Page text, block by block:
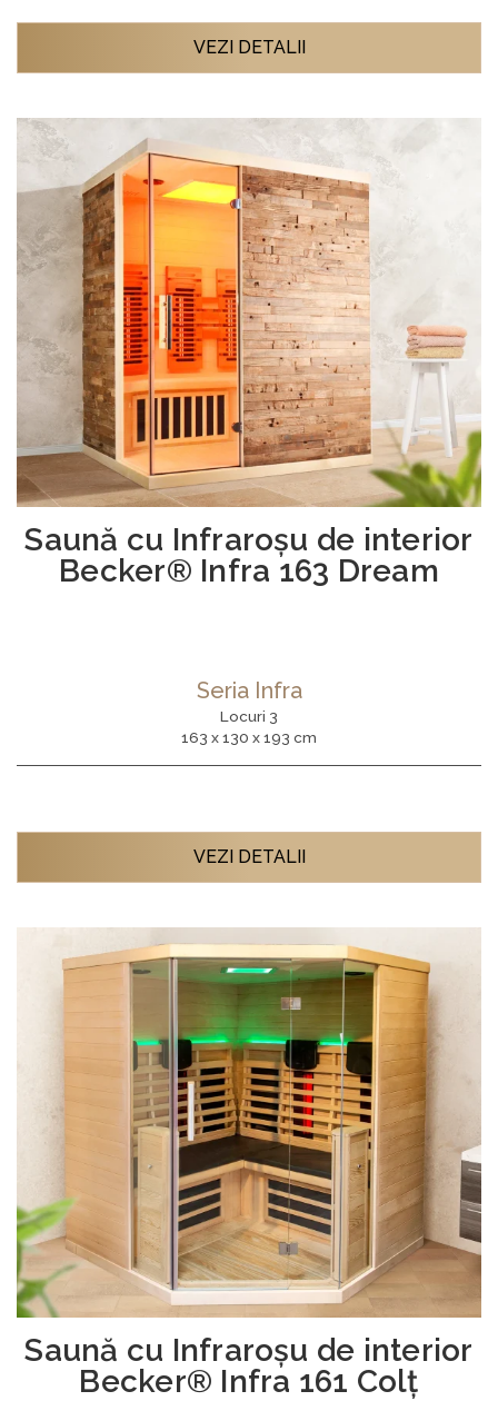
VEZI DETALII
Saună cu Infraroşu de interior
Becker® Infra 163 Dream
Seria Infra
Locuri 3
163 x 130 x 193 cm
VEZI DETALII
Saună cu Infraroşu de interior
Becker® Infra 161 Colț